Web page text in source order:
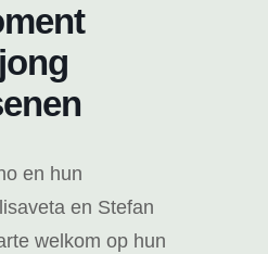
en hun
en Stefan
welkom op hun